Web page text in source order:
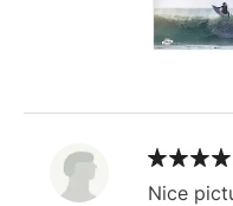
Nice